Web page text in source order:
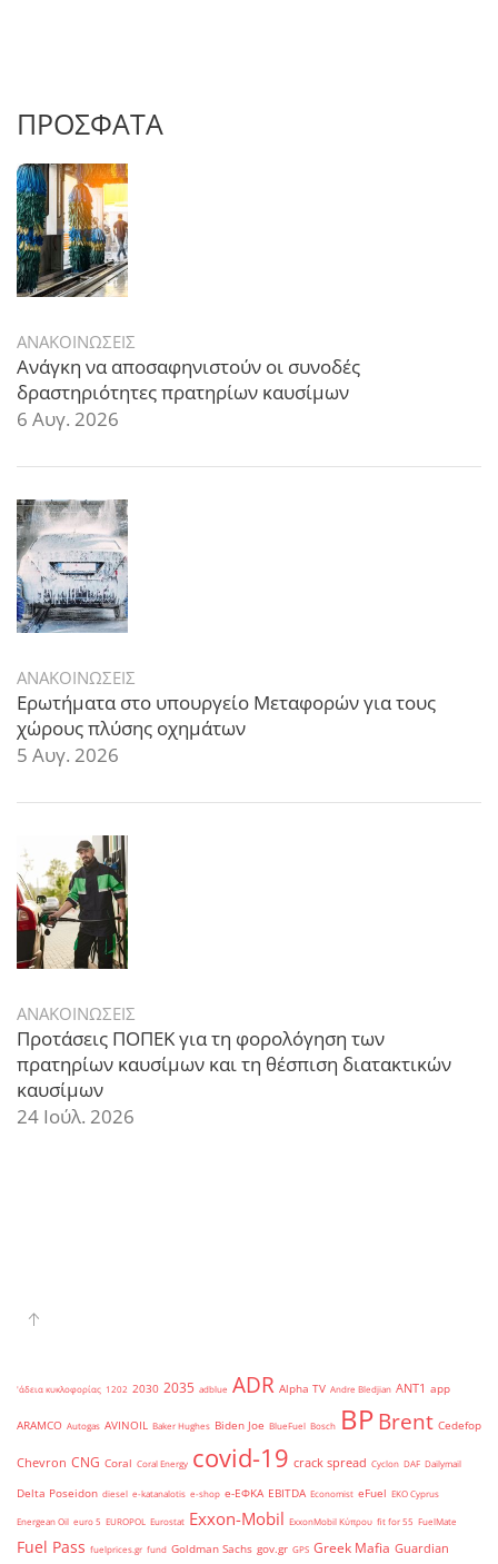
ΠΡΟΣΦΑΤΑ
ΑΝΑΚΟΙΝΩΣΕΙΣ
Ανάγκη να αποσαφηνιστούν οι συνοδές
δραστηριότητες πρατηρίων καυσίμων
6 Αυγ. 2026
ΑΝΑΚΟΙΝΩΣΕΙΣ
Ερωτήματα στο υπουργείο Μεταφορών για τους
χώρους πλύσης οχημάτων
5 Αυγ. 2026
ΑΝΑΚΟΙΝΩΣΕΙΣ
Προτάσεις ΠΟΠΕΚ για τη φορολόγηση των
πρατηρίων καυσίμων και τη θέσπιση διατακτικών
καυσίμων
24 Ιούλ. 2026
'άδεια κυκλοφορίας 1202 2030 2035 adblue ADR Alpha TV Andre Bledjian ANT1 app
ARAMCO Autogas AVINOIL Baker Hughes Biden Joe BlueFuel Bosch BPBrent Cedefop
Chevron CNG Coral Coral Energy covid-19 crack spread Cyclon DAF Dailymail
Delta Poseidon diesel e-katanalotis e-shop e-ΕΦΚΑ EBITDA Economist eFuel EKO Cyprus
Energean Oil euro 5 EUROPOL Eurostat Exxon-Mobil ExxonMobil Κύπρου fit for 55 FuelMate
Fuel Pass fuelprices.gr fund Goldman Sachs gov.gr GPS Greek Mafia Guardian